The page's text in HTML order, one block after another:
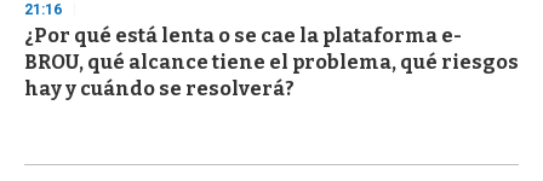
21:16
¿Por qué está lenta o se cae la plataforma e-
BROU, qué alcance tiene el problema, qué riesgos
hay y cuándo se resolverá?